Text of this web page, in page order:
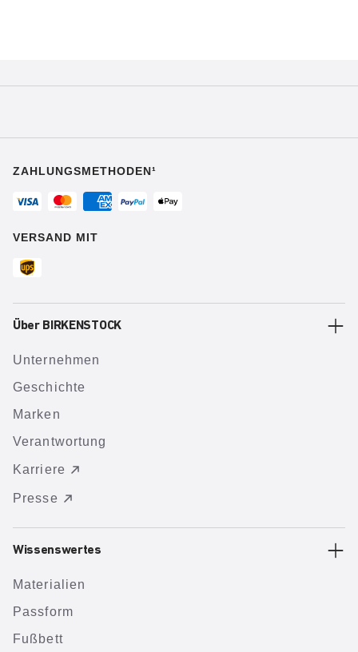
ZAHLUNGSMETHODEN¹
VERSAND MIT
Über BIRKENSTOCK
Unternehmen
Geschichte
Marken
Verantwortung
Karriere
Presse
Wissenswertes
Materialien
Passform
Fußbett